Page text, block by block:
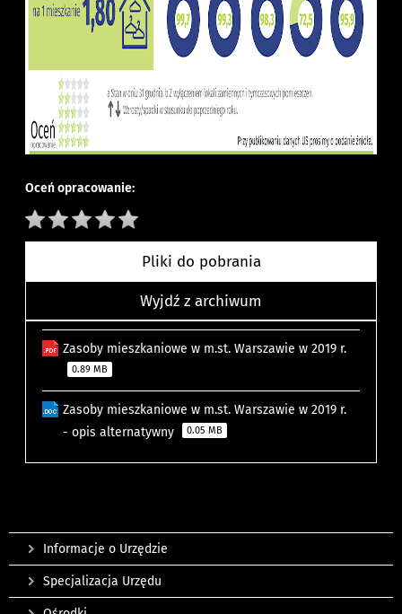
Oceń opracowanie:
Pliki do pobrania
Wyjdź z archiwum
Zasoby mieszkaniowe w m.st. Warszawie w 2019 r.
0.89 MB
Zasoby mieszkaniowe w m.st. Warszawie w 2019 r.
- opis alternatywny
0.05 MB
Informacje o Urzędzie
Specjalizacja Urzędu